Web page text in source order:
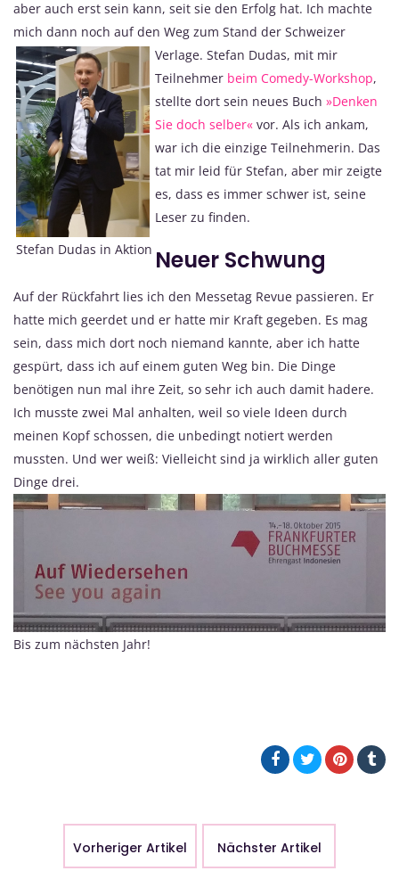
aber auch erst sein kann, seit sie den Erfolg hat. Ich machte
mich dann noch auf den Weg zum Stand der Schweizer
Verlage.
Stefan Dudas in Aktion
Stefan Dudas, mit mir
Teilnehmer beim Comedy-Workshop,
stellte dort sein neues Buch »Denken
Sie doch selber«vor. Als ich ankam,
war ich die einzige Teilnehmerin. Das
tat mir leid für Stefan, aber mir zeigte
es, dass es immer schwer ist, seine
Leser zu finden.
Neuer Schwung
Auf der Rückfahrt lies ich den Messetag Revue passieren. Er
hatte mich geerdet und er hatte mir Kraft gegeben. Es mag
sein, dass mich dort noch niemand kannte, aber ich hatte
gespürt, dass ich auf einem guten Weg bin. Die Dinge
benötigen nun mal ihre Zeit, so sehr ich auch damit hadere.
Ich musste zwei Mal anhalten, weil so viele Ideen durch
meinen Kopf schossen, die unbedingt notiert werden
mussten. Und wer weiß: Vielleicht sind ja wirklich aller guten
Dinge drei.
Bis zum nächsten Jahr!
Vorheriger Artikel Nächster Artikel